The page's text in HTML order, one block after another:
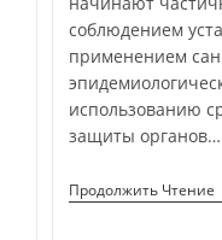
соблюдением
применением
использованию
защиты органов…
Продолжить Чтение